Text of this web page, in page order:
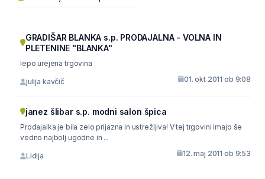
GRADIŠAR BLANKA s.p. PRODAJALNA - VOLNA IN
PLETENINE "BLANKA"
lepo urejena trgovina
julija kavčič 01. okt 2011 ob 9:08
janez šlibar s.p. modni salon špica
Prodajalka je bila zelo prijazna in ustrežljiva! V tej trgovini imajo še
vedno najbolj ugodne in ...
Lidija 12. maj 2011 ob 9:53